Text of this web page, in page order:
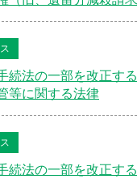
続法の一部を改正す
等に関する法律
続法の一部を改正す